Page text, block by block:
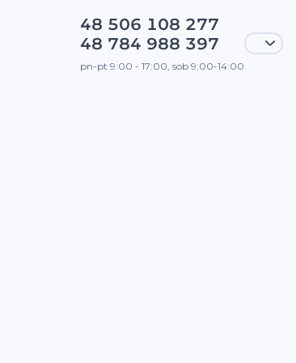
48 506 108 277
48 784 988 397
pn-pt 9:00 - 17:00, sob 9:00-14:00